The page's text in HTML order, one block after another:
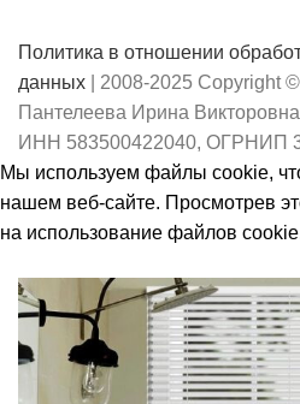
Политика в отношении
данных | 2008-2025 Copyright
Пантелеева Ирина Викторовна
ИНН 583500422040, ОГРНИП
Мы используем файлы cookie,
нашем веб-сайте. Просмотрев
на использование файлов